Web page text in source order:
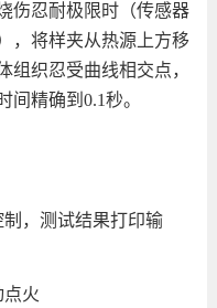
伤忍耐极限时（传感器
，将样夹从热源上方移
组织忍受曲线相交点，
间精确到 0.1秒。
，测试结果打印输
点火